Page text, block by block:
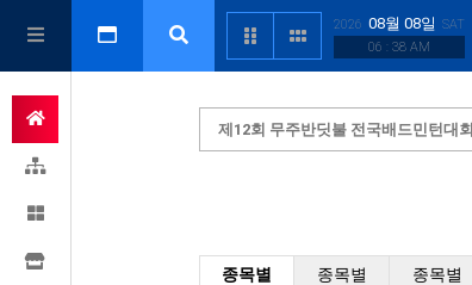
2026 08월 08일 SAT
06 : 38 AM
제12회 무주반딧불 전국배드민턴대회
종목별 종목별 종목별